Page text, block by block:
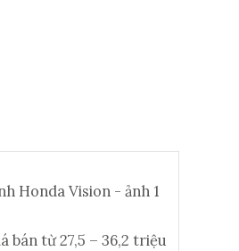
bán từ 27,5 – 36,2 triệu